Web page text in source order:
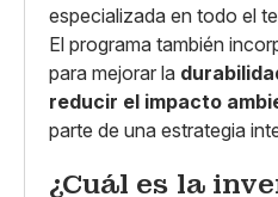
especializada en todo el
El programa también
para mejorar la
reducir el impacto
parte de una estrategia
¿Cuál es la